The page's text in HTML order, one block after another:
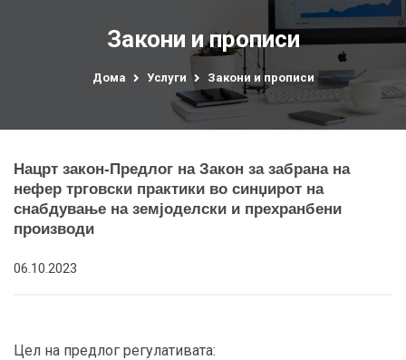
Закони и прописи
Дома Услуги Закони и прописи
Нацрт закон-Предлог на Закон за забрана на
нефер трговски практики во синџирот на
снабдување на земјоделски и прехранбени
производи
06.10.2023
Цел на предлог регулативата: